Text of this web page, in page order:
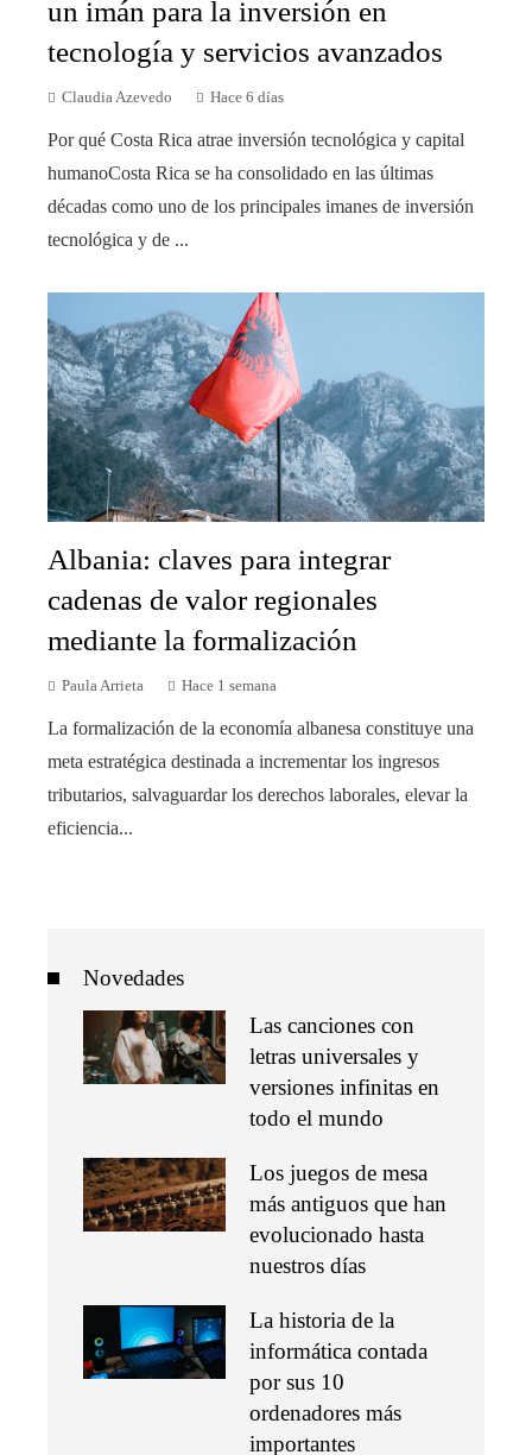
un imán para la inversión en
tecnología y servicios avanzados
Claudia Azevedo Hace 6 días
Por qué Costa Rica atrae inversión tecnológica y capital
humanoCosta Rica se ha consolidado en las últimas
décadas como uno de los principales imanes de inversión
tecnológica y de ...
Albania: claves para integrar
cadenas de valor regionales
mediante la formalización
Paula Arrieta Hace 1 semana
La formalización de la economía albanesa constituye una
meta estratégica destinada a incrementar los ingresos
tributarios, salvaguardar los derechos laborales, elevar la
eficiencia...
Novedades
Las canciones con
letras universales y
versiones infinitas en
todo el mundo
Los juegos de mesa
más antiguos que han
evolucionado hasta
nuestros días
La historia de la
informática contada
por sus 10
ordenadores más
importantes